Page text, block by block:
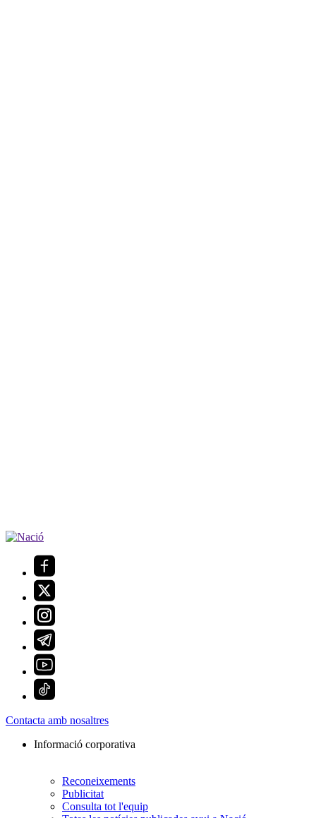
Contacta amb nosaltres
Informació corporativa
Reconeixements
Publicitat
Consulta tot l'equip